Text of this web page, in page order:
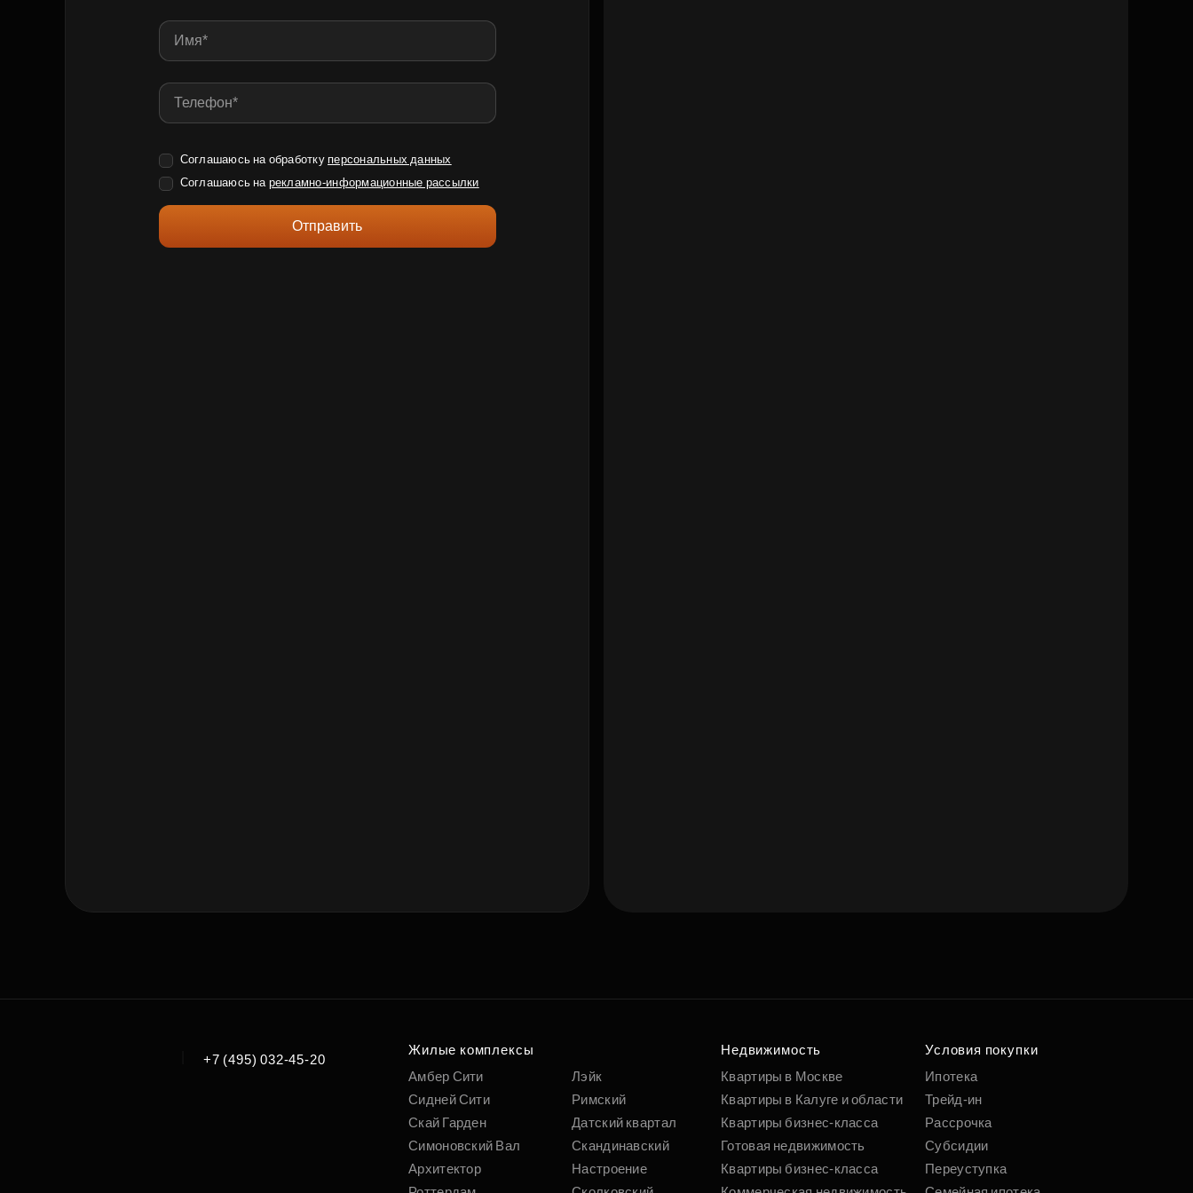
Соглашаюсь на обработку персональных данных
Соглашаюсь на рекламно-информационные рассылки
Отправить
по удобным
вам параметрам
Подобрать
+7 (495) 032-45-20
Жилые комплексы
Амбер Сити
Сидней Сити
Скай Гарден
Симоновский Вал
Архитектор
Лэйк
Римский
Датский квартал
Скандинавский
Настроение
Недвижимость
Квартиры в Москве
Квартиры в Калуге и области
Квартиры бизнес-класса
Готовая недвижимость
Квартиры бизнес-класса
Условия покупки
Ипотека
Трейд-ин
Рассрочка
Субсидии
Переуступка